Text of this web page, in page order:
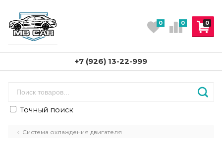
0
0 0
+7 (926) 13-22-999
Точный поиск
Система охлаждения двигателя